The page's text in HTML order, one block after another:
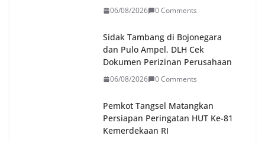
06/08/2026 0 Comments
Sidak Tambang di Bojonegara
dan Pulo Ampel, DLH Cek
Dokumen Perizinan Perusahaan
06/08/2026 0 Comments
Pemkot Tangsel Matangkan
Persiapan Peringatan HUT Ke-81
Kemerdekaan RI